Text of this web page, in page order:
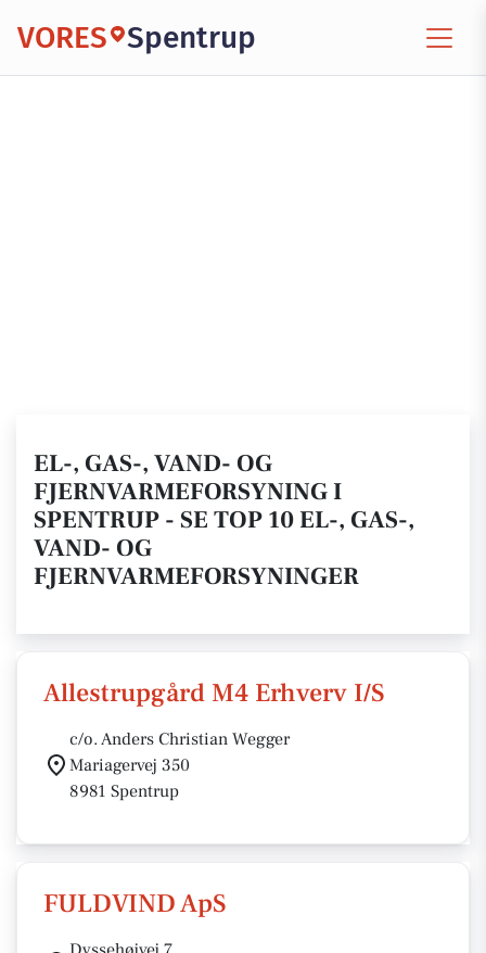
VORES Spentrup
EL-, GAS-, VAND- OG
FJERNVARMEFORSYNING I
SPENTRUP - SE TOP 10 EL-, GAS-,
VAND- OG
FJERNVARMEFORSYNINGER
Allestrupgård M4 Erhverv I/S
c/o. Anders Christian Wegger
Mariagervej 350
8981 Spentrup
FULDVIND ApS